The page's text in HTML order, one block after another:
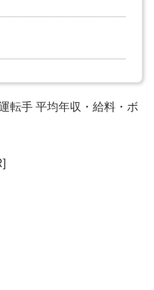
転手 平均年収・給料・ボ